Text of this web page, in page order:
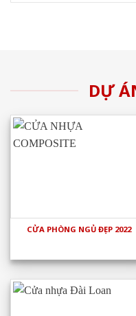
DỰ
CỬA PHÒNG NGỦ ĐẸP 2022